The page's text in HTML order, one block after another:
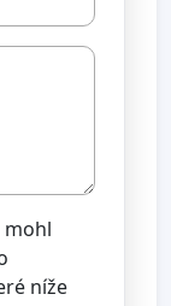
mohl
níže